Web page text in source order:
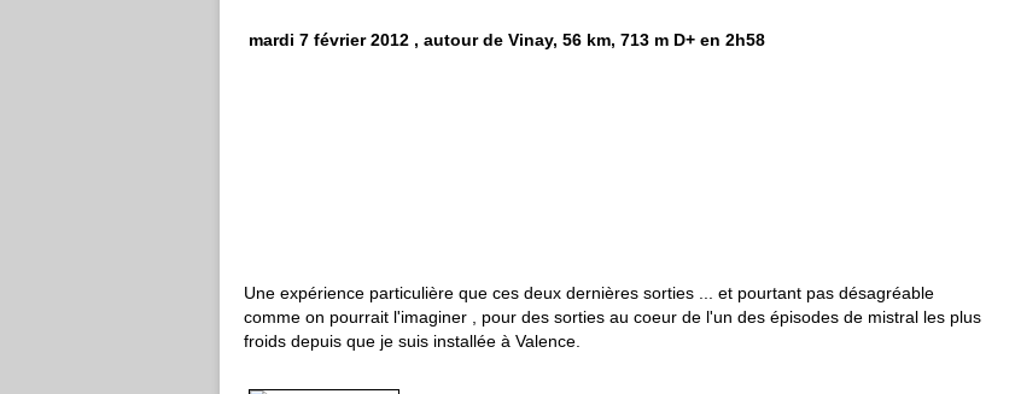
mardi 7 février 2012 , autour de Vinay, 56 km, 713 m D+ en 2h58
Une expérience particulière que ces deux dernières sorties ... et pourtant pas désagréable
comme on pourrait l'imaginer , pour des sorties au coeur de l'un des épisodes de mistral les plus
froids depuis que je suis installée à Valence.